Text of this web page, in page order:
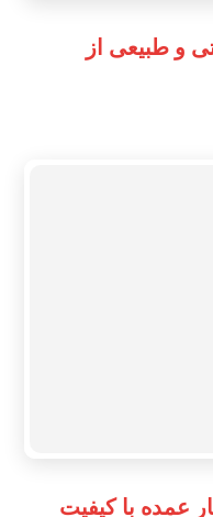
و طبیعی از
عمده با کیفیت